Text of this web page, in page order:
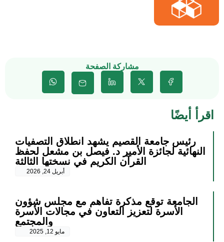
مشاركة الصفحة
اقرأ أيضًا
رئيس جامعة القصيم يشهد انطلاق التصفيات
النهائية لجائزة الأمير د. فيصل بن مشعل لحفظ
القرآن الكريم في نسختها الثالثة
أبريل 24, 2026
الجامعة توقع مذكرة تفاهم مع مجلس شؤون
الأسرة لتعزيز التعاون في مجالات الأسرة
والمجتمع
مايو 12, 2025